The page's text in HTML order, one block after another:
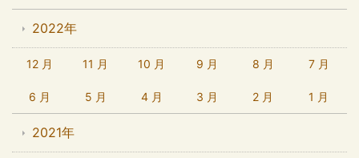
2022年
12 月 11 月 10 月 9 月 8 月 7 月
6 月 5 月 4 月 3 月 2 月 1 月
2021年